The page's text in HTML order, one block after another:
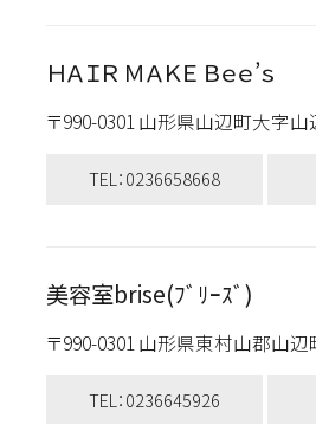
ＨＡＩＲ ＭＡＫＥ Ｂｅｅ’ｓ
〒990-0301 山形県山辺町大字
TEL：0236658668
美容室brise(ﾌﾞﾘｰｽﾞ)
〒990-0301 山形県東村山郡山辺
TEL：0236645926